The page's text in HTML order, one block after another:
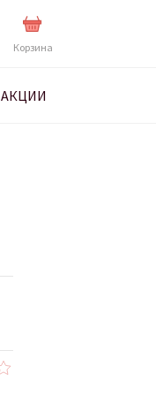
Корзина
АКЦИИ